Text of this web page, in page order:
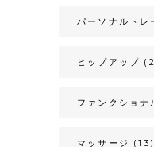
パーソナルトレ
ヒップアップ
ファンクショナ
マッサージ (13)